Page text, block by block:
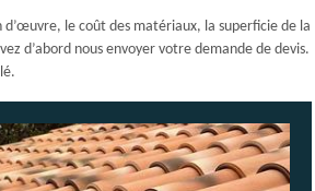
le coût des matériaux, la superficie de la
d’abord nous envoyer votre demande de devis.